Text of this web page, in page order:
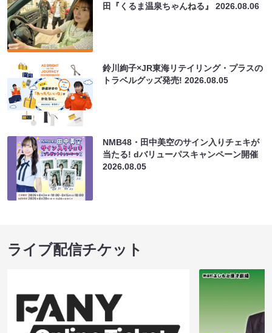
田『くるま温泉ちゃんねる』2026.08.06
鈴川絢子×JR東海リテイリング・プラスの
トラベルグッズ発売!2026.08.05
NMB48・田中美空のサイン入りチェキが
当たる! dバリューパスキャンペーン開催
2026.08.05
ライブ配信チケット